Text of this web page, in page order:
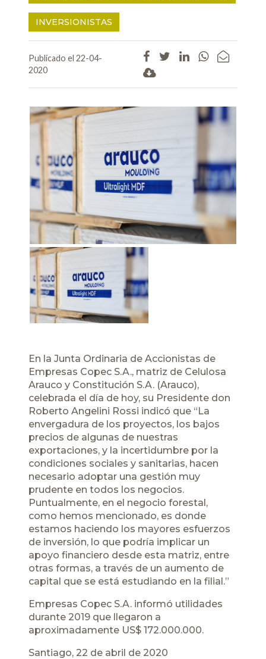
INVERSIONISTAS
Publicado el 22-04-
2020
En la Junta Ordinaria de Accionistas de
Empresas Copec S.A., matriz de Celulosa
Arauco y Constitución S.A. (Arauco),
celebrada el día de hoy, su Presidente don
Roberto Angelini Rossi indicó que “La
envergadura de los proyectos, los bajos
precios de algunas de nuestras
exportaciones, y la incertidumbre por la
condiciones sociales y sanitarias, hacen
necesario adoptar una gestión muy
prudente en todos los negocios.
Puntualmente, en el negocio forestal,
como hemos mencionado, es donde
estamos haciendo los mayores esfuerzos
de inversión, lo que podría implicar un
apoyo financiero desde esta matriz, entre
otras formas, a través de un aumento de
capital que se está estudiando en la filial.”
Empresas Copec S.A. informó utilidades
durante 2019 que llegaron a
aproximadamente US$ 172.000.000.
Santiago, 22 de abril de 2020